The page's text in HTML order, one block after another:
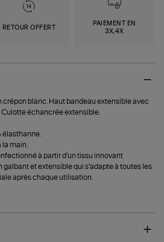
RETOUR OFFERT
PAIEMENT EN
3X,4X
crépon blanc. Haut bandeau extensible avec
échancrée extensible.
élasthanne.
la main.
à partir d'un tissu innovant
galbant et extensible qui s'adapte à toutes les
après chaque utilisation.